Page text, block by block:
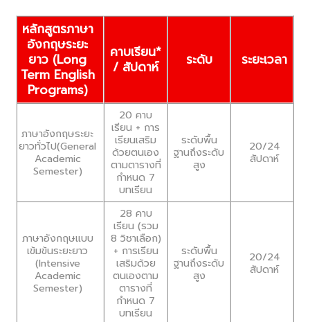
หลักสูตรภาษา
อังกฤษระยะ
ยาว (Long
Term English
Programs)
คาบเรียน*
/ สัปดาห์
ระดับ ระยะเวลา
ภาษาอังกฤษระยะ
ยาวทั่วไป(General
Academic
Semester)
20 คาบ
เรียน + การ
เรียนเสริม
ด้วยตนเอง
ตามตารางที่
กำหนด 7
บทเรียน
ระดับพื้น
ฐานถึงระดับ
สูง
20/24
สัปดาห์
ภาษาอังกฤษแบบ
เข้มข้นระยะยาว
(Intensive
Academic
Semester)
28 คาบ
เรียน (รวม
8 วิชาเลือก)
+ การเรียน
เสริมด้วย
ตนเองตาม
ตารางที่
กำหนด 7
บทเรียน
ระดับพื้น
ฐานถึงระดับ
สูง
20/24
สัปดาห์